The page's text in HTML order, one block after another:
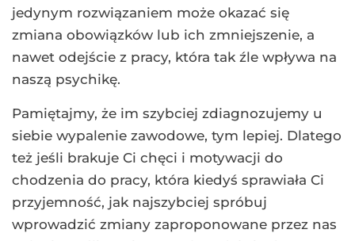
jedynym rozwiązaniem może okazać się
zmiana obowiązków lub ich zmniejszenie, a
nawet odejście z pracy, która tak źle wpływa na
naszą psychikę.
Pamiętajmy, że im szybciej zdiagnozujemy u
siebie wypalenie zawodowe, tym lepiej. Dlatego
też jeśli brakuje Ci chęci i motywacji do
chodzenia do pracy, która kiedyś sprawiała Ci
przyjemność, jak najszybciej spróbuj
wprowadzić zmiany zaproponowane przez nas